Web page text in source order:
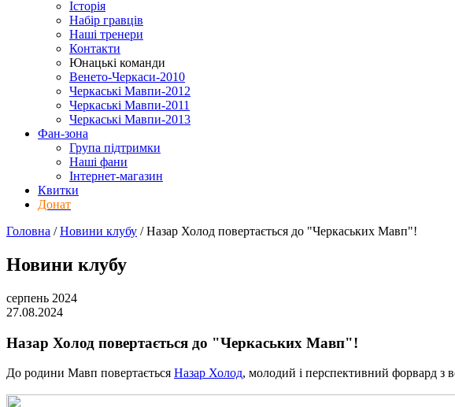
Історія
Набір гравців
Наші тренери
Контакти
Юнацькі команди
Венето-Черкаси-2010
Черкаські Мавпи-2012
Черкаські Мавпи-2011
Черкаські Мавпи-2013
Фан-зона
Група підтримки
Наші фани
Інтернет-магазин
Квитки
Донат
Головна /Новини клубу /Назар Холод повертається до "Черкаських Мавп"!
Новини клубу
серпень 2024
27.08.2024
Назар Холод повертається до "Черкаських Мавп"!
До родини Мавп повертається Назар Холод, молодий і перспективний форвард з